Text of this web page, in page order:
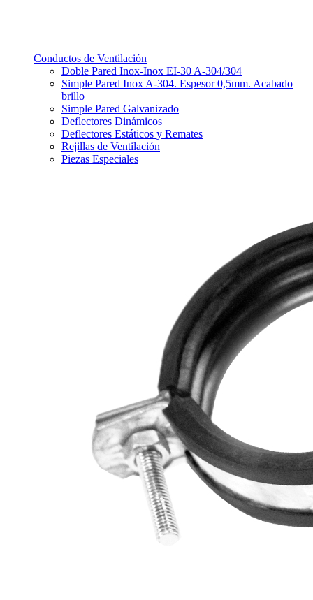
Conductos de Ventilación
Doble Pared Inox-Inox EI-30 A-304/304
Simple Pared Inox A-304. Espesor 0,5mm. Acabado
brillo
Simple Pared Galvanizado
Deflectores Dinámicos
Deflectores Estáticos y Remates
Rejillas de Ventilación
Piezas Especiales